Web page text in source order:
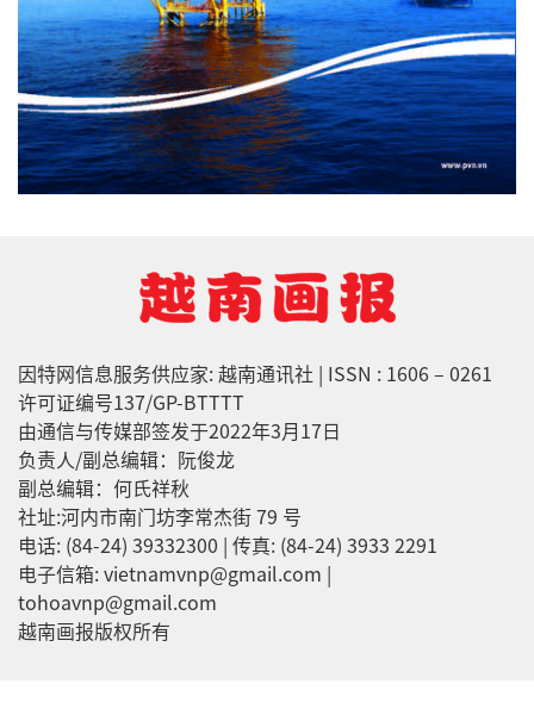
因特网信息服务供应家: 越南通讯社 | ISSN : 1606 – 0261
许可证编号137/GP-BTTTT
由通信与传媒部签发于2022年3月17日
负责人/副总编辑：阮俊龙
副总编辑：何氏祥秋
社址:河内市南门坊李常杰街 79 号
电话: (84-24) 39332300 | 传真: (84-24) 3933 2291
电子信箱: vietnamvnp@gmail.com |
tohoavnp@gmail.com
越南画报版权所有